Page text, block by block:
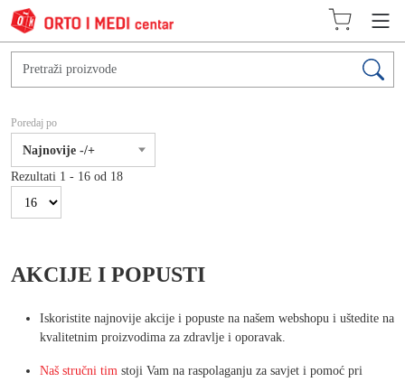
Poredaj po
Najnovije -/+
Rezultati 1 - 16 od 18
AKCIJE I POPUSTI
Iskoristite najnovije akcije i popuste na našem webshopu i uštedite na
kvalitetnim proizvodima za zdravlje i oporavak.
Naš stručni tim stoji Vam na raspolaganju za savjet i pomoć pri